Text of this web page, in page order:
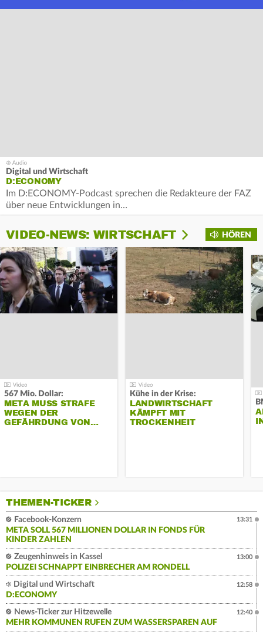
Digital und Wirtschaft
D:ECONOMY
Im D:ECONOMY-Podcast sprechen die Redakteure der FAZ
über neue Entwicklungen in…
HÖREN
VIDEO-NEWS: WIRTSCHAFT
567 Mio. Dollar:
META MUSS STRAFE
WEGEN DER
GEFÄHRDUNG VON…
Kühe in der Krise:
LANDWIRTSCHAFT
KÄMPFT MIT
TROCKENHEIT
THEMEN-TICKER
Facebook-Konzern
META SOLL 567 MILLIONEN DOLLAR IN FONDS FÜR
KINDER ZAHLEN
13:31
Zeugenhinweis in Kassel
POLIZEI SCHNAPPT EINBRECHER AM RONDELL
13:00
Digital und Wirtschaft
D:ECONOMY
12:58
News-Ticker zur Hitzewelle
MEHR KOMMUNEN RUFEN ZUM WASSERSPAREN AUF
12:40